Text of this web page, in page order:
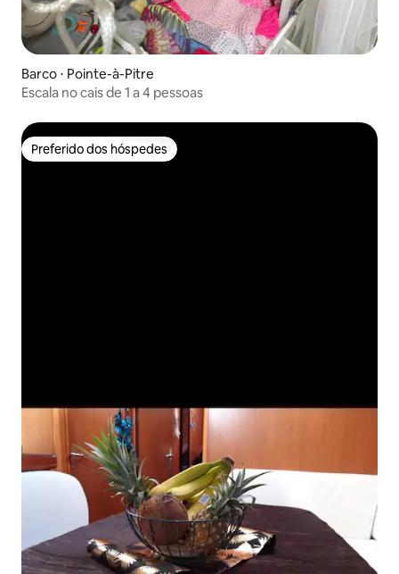
Barco ⋅ Pointe-à-Pitre
Escala no cais de 1 a 4 pessoas
Preferido dos hóspedes
Preferido dos hóspedes